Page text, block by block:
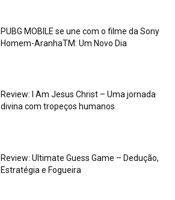
PUBG MOBILE se une com o filme da Sony
Homem-AranhaTM: Um Novo Dia
Review: I Am Jesus Christ – Uma jornada
divina com tropeços humanos
Review: Ultimate Guess Game – Dedução,
Estratégia e Fogueira